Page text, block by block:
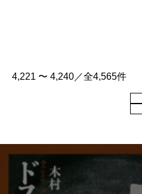
4,221 〜 4,240／全4,565件